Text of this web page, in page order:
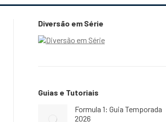
Diversão em Série
Guias e Tutoriais
Formula 1: Guia Temporada
2026